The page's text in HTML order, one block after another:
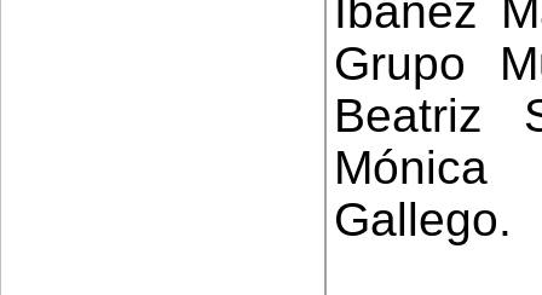
Ibáñez
Grupo
Beatriz
Gallego.